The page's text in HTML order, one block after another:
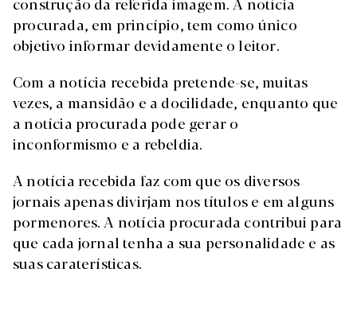
procurada, em princípio, tem como único
objetivo informar devidamente o leitor.
Com a notícia recebida pretende-se, muitas
vezes, a mansidão e a docilidade, enquanto que
a notícia procurada pode gerar o
inconformismo e a rebeldia.
A notícia recebida faz com que os diversos
jornais apenas divirjam nos títulos e em alguns
pormenores. A notícia procurada contribui para
que cada jornal tenha a sua personalidade e as
suas caraterísticas.